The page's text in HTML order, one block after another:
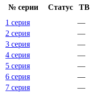
№ се­рии Ста­тус ТВ
1 серия
—
2 серия
—
3 серия
—
4 серия
—
5 серия
—
6 серия
—
7 серия
—